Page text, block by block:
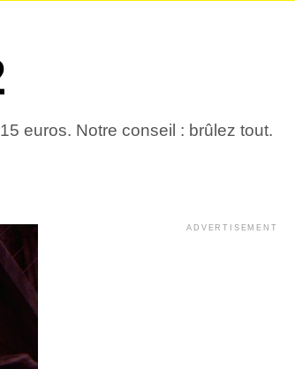
euros. Notre conseil : brûlez tout.
ADVERTISEMENT